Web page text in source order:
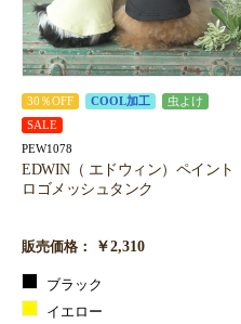
30％OFF COOL加工
虫よけ
SALE
PEW1078
EDWIN（ エドウィン）ペイント
ロゴメッシュタンク
販売価格： ￥2,310
ブラック
イエロー